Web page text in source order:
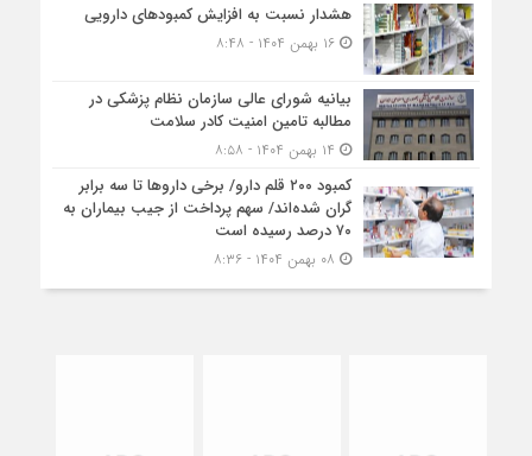
هشدار نسبت به افزایش کمبودهای دارویی
۱۶ بهمن ۱۴۰۴ - ۸:۴۸
بیانیه شورای عالی سازمان نظام پزشکی در
مطالبه تامین امنیت کادر سلامت
کمبود ۲۰۰ قلم دارو/ برخی داروها تا سه برابر
گران شده‌اند/ سهم پرداخت از جیب بیماران به
۷۰ درصد رسیده است